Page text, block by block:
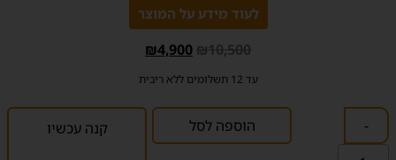
לעוד מידע על המוצר
₪10,500
₪4,900
עד 12 תשלומים ללא ריבית
- הוספה לסל קנה עכשיו